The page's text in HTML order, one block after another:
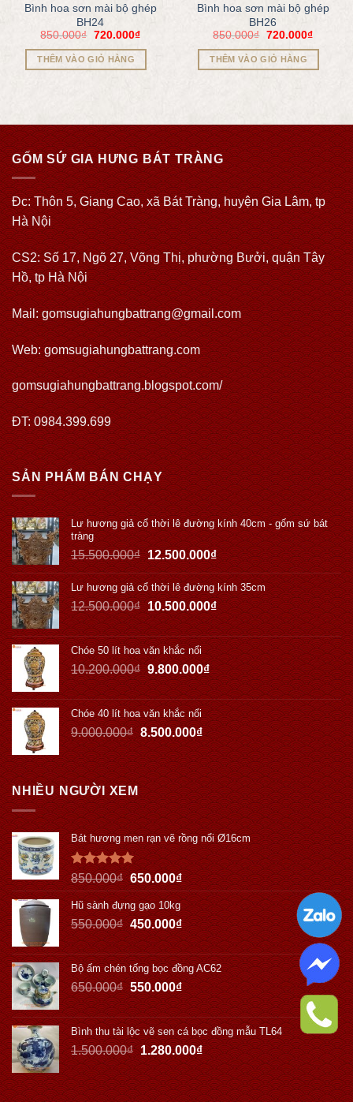
Bình hoa sơn mài bộ ghép
BH24
850.000₫ 720.000₫
THÊM VÀO GIỎ HÀNG
Bình hoa sơn mài bộ ghép
BH26
850.000₫ 720.000₫
THÊM VÀO GIỎ HÀNG
GỐM SỨ GIA HƯNG BÁT TRÀNG
Đc: Thôn 5, Giang Cao, xã Bát Tràng, huyện Gia Lâm, tp
Hà Nội
CS2: Số 17, Ngõ 27, Võng Thị, phường Bưởi, quận Tây
Hồ, tp Hà Nội
Mail: gomsugiahungbattrang@gmail.com
Web:gomsugiahungbattrang.com
gomsugiahungbattrang.blogspot.com/
ĐT: 0984.399.699
SẢN PHẨM BÁN CHẠY
Lư hương giả cổ thời lê đường kính 40cm - gốm sứ bát
tràng
15.500.000₫ 12.500.000₫
Lư hương giả cổ thời lê đường kính 35cm
12.500.000₫ 10.500.000₫
Chóe 50 lít hoa văn khắc nổi
10.200.000₫ 9.800.000₫
Chóe 40 lít hoa văn khắc nổi
9.000.000₫ 8.500.000₫
NHIỀU NGƯỜI XEM
Bát hương men rạn vẽ rồng nổi Ø16cm
Được xếp
hạng5.00
5 sao
850.000₫ 650.000₫
Hũ sành đựng gạo 10kg
550.000₫ 450.000₫
Bộ ấm chén tống bọc đồng AC62
650.000₫ 550.000₫
Bình thu tài lộc vẽ sen cá bọc đồng mẫu TL64
1.500.000₫ 1.280.000₫